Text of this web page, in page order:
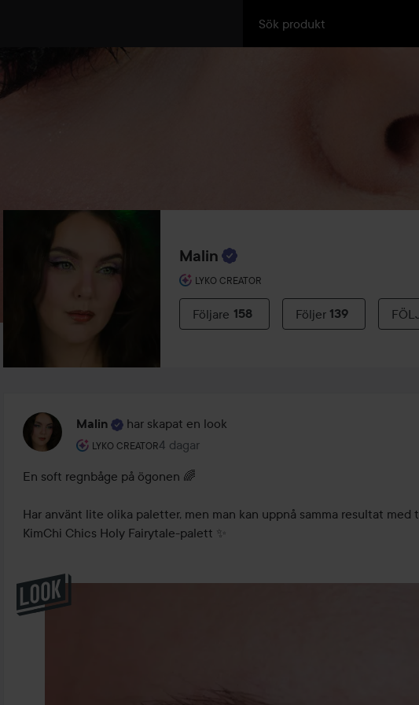
Malin
LYKO CREATOR
Följare 158 Följer 139
Malin har skapat en look
LYKO CREATOR
Användarens roll: Lyko Creator.
4 dagar
Inlägget skapades 4 dagar
En soft regnbåge på ögonen 🌈
Har använt lite olika paletter, men man kan uppnå samma resultat med
KimChi Chics Holy Fairytale-palett ✨